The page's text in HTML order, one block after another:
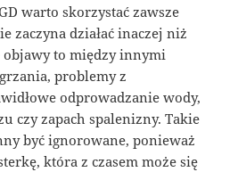
warto skorzystać zawsze
zaczyna działać inaczej niż
objawy to między innymi
problemy z
odprowadzanie wody,
czy zapach spalenizny. Takie
być ignorowane, ponieważ
która z czasem może się